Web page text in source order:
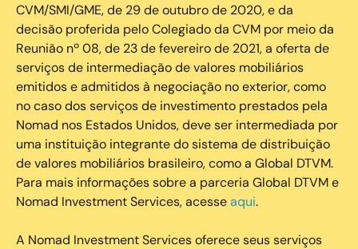
CVM/SMI/GME, de 29 de outubro de 2020, e da
decisão proferida pelo Colegiado da CVM por meio da
Reunião nº 08, de 23 de fevereiro de 2021, a oferta de
serviços de intermediação de valores mobiliários
emitidos e admitidos à negociação no exterior, como
no caso dos serviços de investimento prestados pela
Nomad nos Estados Unidos, deve ser intermediada por
uma instituição integrante do sistema de distribuição
de valores mobiliários brasileiro, como a Global DTVM.
Para mais informações sobre a parceria Global DTVM e
Nomad Investment Services, acesseaqui.
A Nomad Investment Services oferece seus serviços